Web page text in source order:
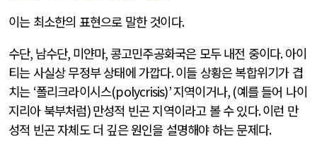
이는 최소한의 표현으로 말한 것이다.
수단, 남수단, 미얀마, 콩고민주공화국은 모두 내전 중이다.아이
티는 사실상 무정부 상태에 가깝다.이들 상황은 복합위기가 겹
치는 ‘폴리크라이시스(polycrisis)’지역이거나, (예를 들어 나이
지리아 북부처럼)만성적 빈곤 지역이라고 볼 수 있다.이런 만
성적 빈곤 자체도 더 깊은 원인을 설명해야 하는 문제다.